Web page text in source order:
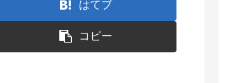
はてブ
コピー